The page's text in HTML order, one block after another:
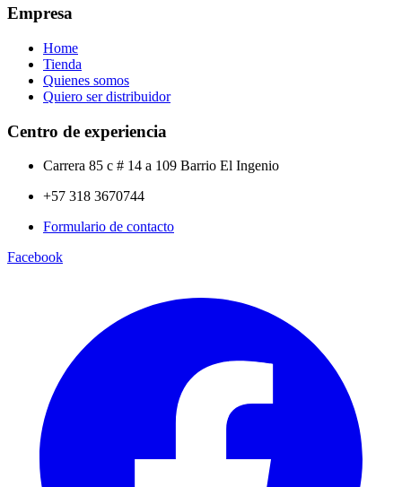
Empresa
Home
Tienda
Quienes somos
Quiero ser distribuidor
Centro de experiencia
Carrera 85 c # 14 a 109 Barrio El Ingenio
+57 318 3670744
Formulario de contacto
Facebook